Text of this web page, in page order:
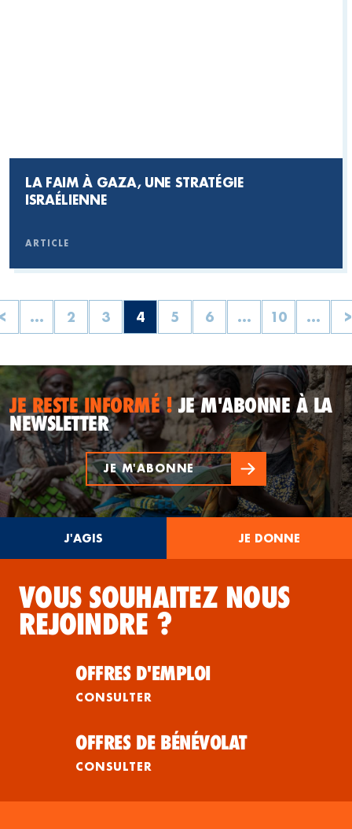
LA FAIM À GAZA, UNE STRATÉGIE
ISRAÉLIENNE
ARTICLE
... 2 3 4 5 6 ... 10 ... >
JE RESTE INFORMÉ !JE M'ABONNE À LA
NEWSLETTER
JE M'ABONNE
J'AGIS JE DONNE
VOUS SOUHAITEZ NOUS
REJOINDRE ?
OFFRES D'EMPLOI
CONSULTER
OFFRES DE BÉNÉVOLAT
CONSULTER